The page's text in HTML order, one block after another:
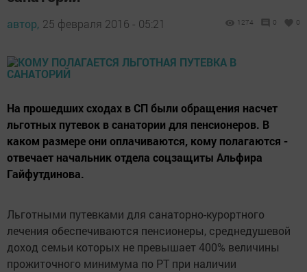
автор, 25 февраля 2016 - 05:21 1274 0 0
На прошедших сходах в СП были обращения насчет
льготных путевок в санатории для пенсионеров. В
каком размере они оплачиваются, кому полагаются -
отвечает начальник отдела соцзащиты Альфира
Гайфутдинова.
Льготными путевками для санаторно-курортного
лечения обеспечиваются пенсионеры, среднедушевой
доход семьи которых не превышает 400% величины
прожиточного минимума по РТ при наличии